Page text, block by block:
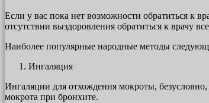
Если у вас пока нет возможности обратиться к
отсутствии выздоровления обратиться к врачу
Наиболее популярные народные методы
Ингаляция
Ингаляции для отхождения мокроты,
мокрота при бронхите.